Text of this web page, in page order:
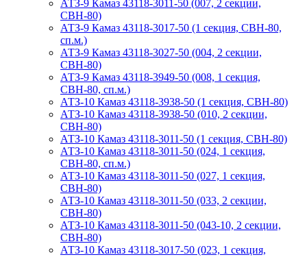
АТЗ-9 Камаз 43118-3011-50 (007, 2 секции,
СВН-80)
АТЗ-9 Камаз 43118-3017-50 (1 секция, СВН-80,
сп.м.)
АТЗ-9 Камаз 43118-3027-50 (004, 2 секции,
СВН-80)
АТЗ-9 Камаз 43118-3949-50 (008, 1 секция,
СВН-80, сп.м.)
АТЗ-10 Камаз 43118-3938-50 (1 секция, СВН-80)
АТЗ-10 Камаз 43118-3938-50 (010, 2 секции,
СВН-80)
АТЗ-10 Камаз 43118-3011-50 (1 секция, СВН-80)
АТЗ-10 Камаз 43118-3011-50 (024, 1 секция,
СВН-80, сп.м.)
АТЗ-10 Камаз 43118-3011-50 (027, 1 секция,
СВН-80)
АТЗ-10 Камаз 43118-3011-50 (033, 2 секции,
СВН-80)
АТЗ-10 Камаз 43118-3011-50 (043-10, 2 секции,
СВН-80)
АТЗ-10 Камаз 43118-3017-50 (023, 1 секция,